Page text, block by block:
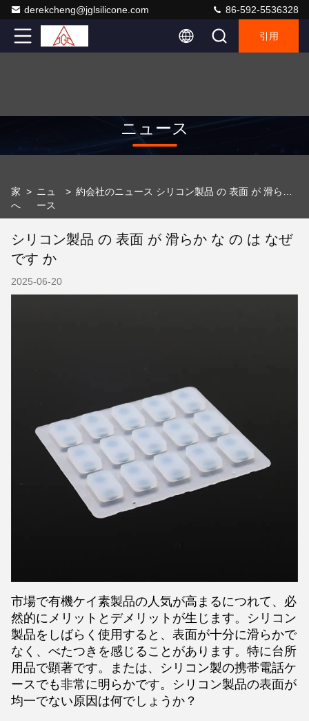
derekcheng@jglsilicone.com 86-592-5536328
引用
ニュース
家
へ
> ニュ
ース
>
シリコン製品 の 表面 が 滑らか な の は なぜ
です か
2025-06-20
市場で有機ケイ素製品の人気が高まるにつれて、必
然的にメリットとデメリットが生じます。シリコン
製品をしばらく使用すると、表面が十分に滑らかで
なく、べたつきを感じることがあります。特に台所
用品で顕著です。または、シリコン製の携帯電話ケ
ースでも非常に明らかです。シリコン製品の表面が
均一でない原因は何でしょうか？